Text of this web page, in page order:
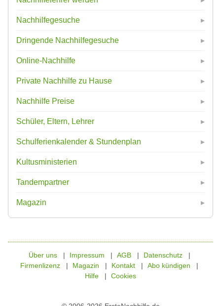
Nachhilfegesuche
Dringende Nachhilfegesuche
Online-Nachhilfe
Private Nachhilfe zu Hause
Nachhilfe Preise
Schüler, Eltern, Lehrer
Schulferienkalender & Stundenplan
Kultusministerien
Tandempartner
Magazin
Über uns Impressum AGB
Datenschutz
Firmenlizenz
Magazin Kontakt
Abo kündigen
Hilfe
Cookies